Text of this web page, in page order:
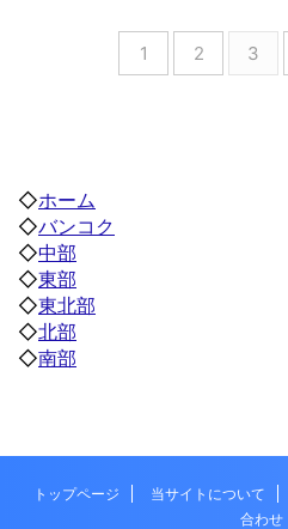
1 2 3
◇ホーム
◇バンコク
◇中部
◇東部
◇東北部
◇北部
◇南部
トップページ 当サイトについて
合わせ